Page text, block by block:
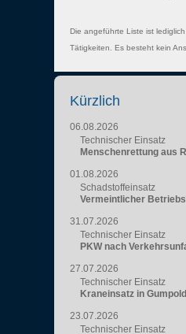
Die angeführte Liste ist
Tätigkeiten. Es besteht kein
Kürzlich
06.08.2026
Technischer Einsatz
Menschenrettung aus
01.08.2026
Schadstoffeinsatz
Vermeintlicher
31.07.2026
Technischer Einsatz
PKW nach
27.07.2026
Technischer Einsatz
Kraneinsatz in
23.07.2026
Technischer Einsatz